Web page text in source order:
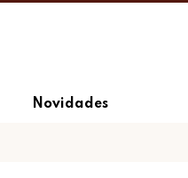
Novidades